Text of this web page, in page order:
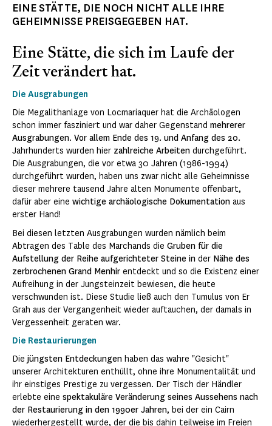
EINE STÄTTE, DIE NOCH NICHT ALLE IHRE
GEHEIMNISSE PREISGEGEBEN HAT.
Eine Stätte, die sich im Laufe der
Zeit verändert hat.
Die Ausgrabungen
Die Megalithanlage von Locmariaquer hat die Archäologen
schon immer fasziniert und war daher Gegenstand mehrerer
Ausgrabungen. Vor allem Ende des 19. und Anfang des 20.
Jahrhunderts wurden hier zahlreiche Arbeiten durchgeführt.
Die Ausgrabungen, die vor etwa 30 Jahren (1986-1994)
durchgeführt wurden, haben uns zwar nicht alle Geheimnisse
dieser mehrere tausend Jahre alten Monumente offenbart,
dafür aber eine wichtige archäologische Dokumentation aus
erster Hand!
Bei diesen letzten Ausgrabungen wurden nämlich beim
Abtragen des Table des Marchands die Gruben für die
Aufstellung der Reihe aufgerichteter Steine in der Nähe des
zerbrochenen Grand Menhir entdeckt und so die Existenz einer
Aufreihung in der Jungsteinzeit bewiesen, die heute
verschwunden ist. Diese Studie ließ auch den Tumulus von Er
Grah aus der Vergangenheit wieder auftauchen, der damals in
Vergessenheit geraten war.
Die Restaurierungen
Die jüngsten Entdeckungen haben das wahre "Gesicht"
unserer Architekturen enthüllt, ohne ihre Monumentalität und
ihr einstiges Prestige zu vergessen. Der Tisch der Händler
erlebte eine spektakuläre Veränderung seines Aussehens nach
der Restaurierung in den 1990er Jahren, bei der ein Cairn
wiederhergestellt wurde, der die bis dahin teilweise im Freien